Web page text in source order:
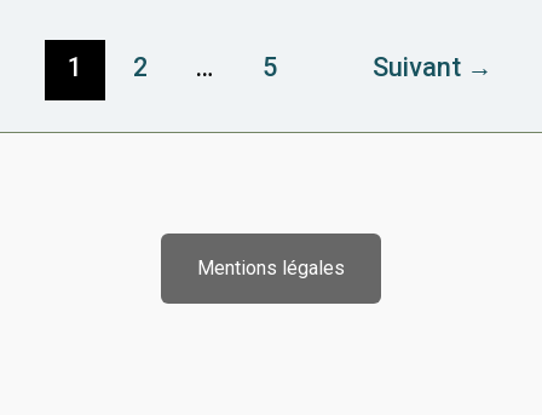
1 2 … 5 Suivant →
Mentions légales